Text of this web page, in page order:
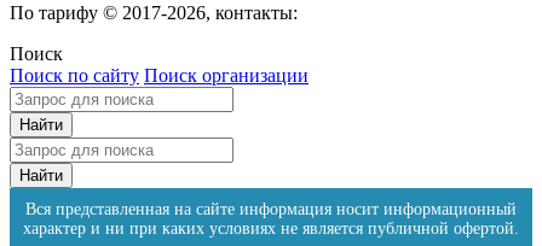
По тарифу © 2017-2026, контакты:
Поиск
Поиск по сайту Поиск организации
Вся представленная на сайте информация носит информационный
характер и ни при каких условиях не является публичной офертой.